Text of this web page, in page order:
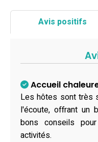
Avis positifs
Accueil
Les hôtes sont très
l'écoute, offrant un
bons conseils
activités.